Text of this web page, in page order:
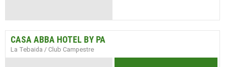
CASA ABBA HOTEL BY PA
La Tebaida / Club Campestre